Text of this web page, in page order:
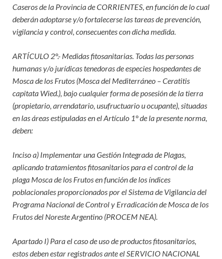
Caseros de la Provincia de CORRIENTES, en función de lo cual
deberán adoptarse y/o fortalecerse las tareas de prevención,
vigilancia y control, consecuentes con dicha medida.
ARTÍCULO 2°.- Medidas fitosanitarias. Todas las personas
humanas y/o jurídicas tenedoras de especies hospedantes de
Mosca de los Frutos (Mosca del Mediterráneo – Ceratitis
capitata Wied.), bajo cualquier forma de posesión de la tierra
(propietario, arrendatario, usufructuario u ocupante), situadas
en las áreas estipuladas en el Artículo 1° de la presente norma,
deben:
Inciso a) Implementar una Gestión Integrada de Plagas,
aplicando tratamientos fitosanitarios para el control de la
plaga Mosca de los Frutos en función de los índices
poblacionales proporcionados por el Sistema de Vigilancia del
Programa Nacional de Control y Erradicación de Mosca de los
Frutos del Noreste Argentino (PROCEM NEA).
Apartado I) Para el caso de uso de productos fitosanitarios,
estos deben estar registrados ante el SERVICIO NACIONAL